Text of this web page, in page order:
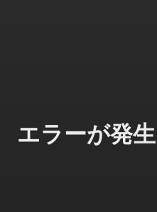
エラーが発